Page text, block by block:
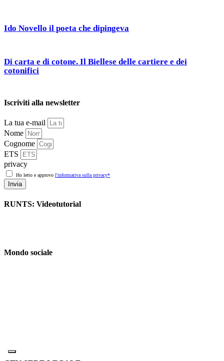
Ido Novello il poeta che dipingeva
Di carta e di cotone. Il Biellese delle cartiere e dei
cotonifici
Iscriviti alla newsletter
La tua e-mail
Nome
Cognome
ETS
privacy
Ho letto e approvo l'informativa sulla privacy*
Invia
RUNTS: Videotutorial
Mondo sociale